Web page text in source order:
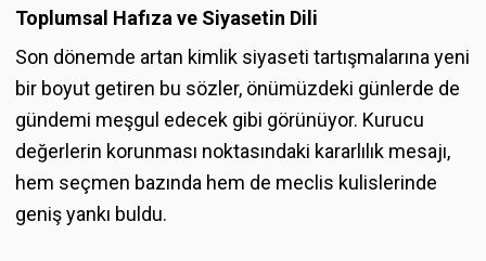
Toplumsal Hafıza ve Siyasetin Dili
Son dönemde artan kimlik siyaseti tartışmalarına yeni
bir boyut getiren bu sözler, önümüzdeki günlerde de
gündemi meşgul edecek gibi görünüyor. Kurucu
değerlerin korunması noktasındaki kararlılık mesajı,
hem seçmen bazında hem de meclis kulislerinde
geniş yankı buldu.